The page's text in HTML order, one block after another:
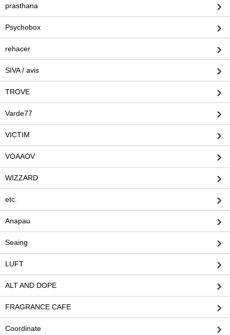
prasthana
Psychobox
rehacer
SIVA / avis
TROVE
Varde77
VICTIM
VOAAOV
WIZZARD
etc.
Anapau
Seaing
LUFT
ALT AND DOPE
FRAGRANCE CAFE
Coordinate